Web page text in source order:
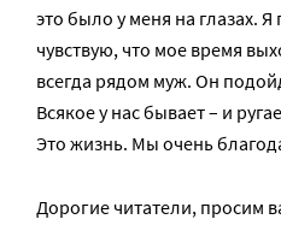
это было у меня на глазах.
чувствую, что мое время
всегда рядом муж. Он
Всякое у нас бывает – и
Это жизнь. Мы очень
Дорогие читатели, просим